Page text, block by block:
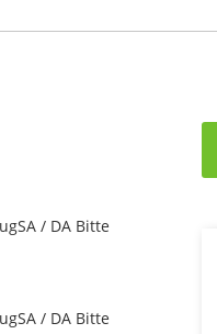
/ DA Bitte
/ DA Bitte